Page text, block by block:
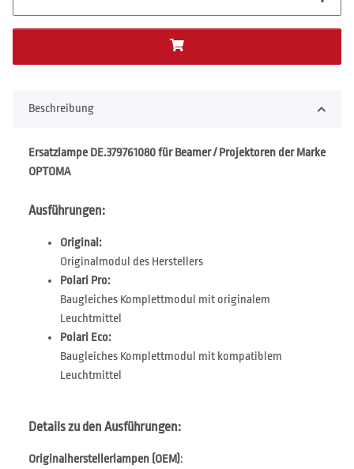
Beschreibung
Ersatzlampe DE.379761080 für Beamer / Projektoren der Marke
OPTOMA
Ausführungen:
Original:
Originalmodul des Herstellers
Polari Pro:
Baugleiches Komplettmodul mit originalem
Leuchtmittel
Polari Eco:
Baugleiches Komplettmodul mit kompatiblem
Leuchtmittel
Details zu den Ausführungen:
Originalherstellerlampen (OEM):